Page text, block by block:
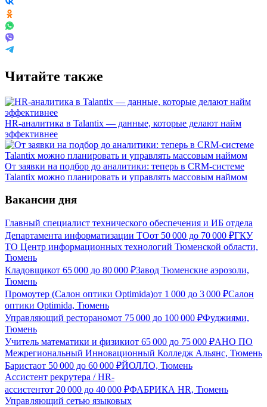
Читайте также
HR-аналитика в Talantix — данные, которые делают найм
эффективнее
От заявки на подбор до аналитики: теперь в CRM-системе
Talantix можно планировать и управлять массовым наймом
Вакансии дня
Главный специалист технического обеспечения и ИБ отдела
Департамента информатизации ТОот 50 000 до 70 000 ₽ГКУ
ТО Центр информационных технологий Тюменской области,
Тюмень
Кладовщикот 65 000 до 80 000 ₽Завод Тюменские аэрозоли,
Тюмень
Промоутер (Салон оптики Optimida)от 1 000 до 3 000 ₽Салон
оптики Optimida, Тюмень
Управляющий рестораномот 75 000 до 100 000 ₽Фуджиями,
Тюмень
Учитель математики и физикиот 65 000 до 75 000 ₽АНО ПО
Межрегиональный Инновационный Колледж Альянс, Тюмень
Баристаот 50 000 до 60 000 ₽ЙОЛЛО, Тюмень
Ассистент рекрутера / HR-
ассистентот 20 000 до 40 000 ₽ФАБРИКА HR, Тюмень
Управляющий сетью языковых